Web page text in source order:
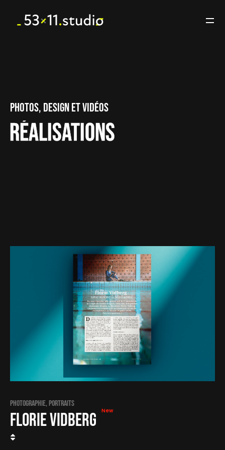
Photos, design et vidéos
Réalisations
Photographie, Portraits
Florie Vidberg